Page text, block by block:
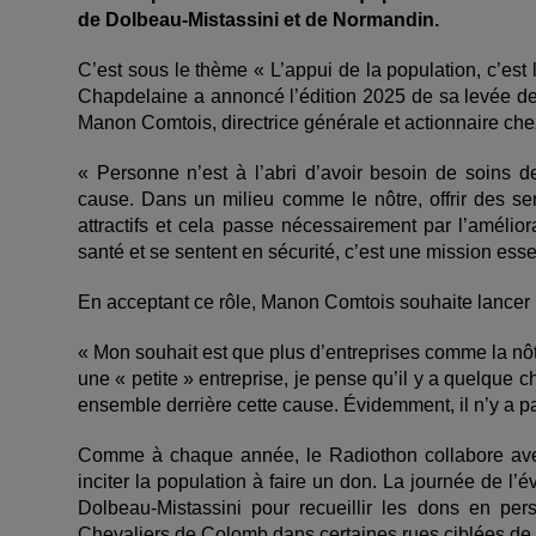
de Dolbeau-Mistassini et de Normandin.
C’est sous le thème « L’appui de la population,
Chapdelaine a annoncé l’édition 2025 de sa levée
Manon Comtois, directrice générale et actionnaire
« Personne n’est à l’abri d’avoir besoin de soins
cause. Dans un milieu comme le nôtre, offrir des
attractifs et cela passe nécessairement par
santé et se sentent en sécurité, c’est une mission
En acceptant ce rôle, Manon Comtois souhaite
« Mon souhait est que plus d’entreprises comme la
une « petite » entreprise, je pense qu’il y a quelque
ensemble derrière cette cause. Évidemment, il n’y a
Comme à chaque année, le Radiothon collabore
inciter la population à faire un don. La journée de
Dolbeau-Mistassini pour recueillir les dons en